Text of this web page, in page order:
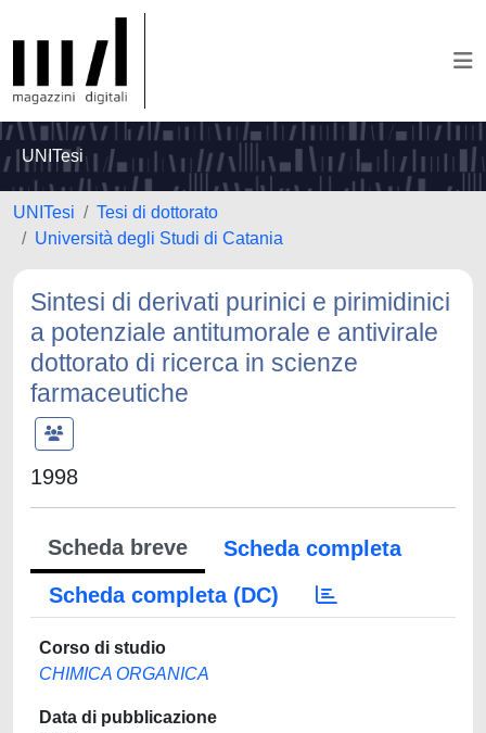
UNITesi
UNITesi
Tesi di dottorato
Università degli Studi di Catania
Sintesi di derivati purinici e pirimidinici
a potenziale antitumorale e antivirale
dottorato di ricerca in scienze
farmaceutiche
1998
Scheda breve
Scheda completa
Scheda completa (DC)
Corso di studio
CHIMICA ORGANICA
Data di pubblicazione